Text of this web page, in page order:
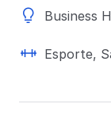
Business
Esporte,